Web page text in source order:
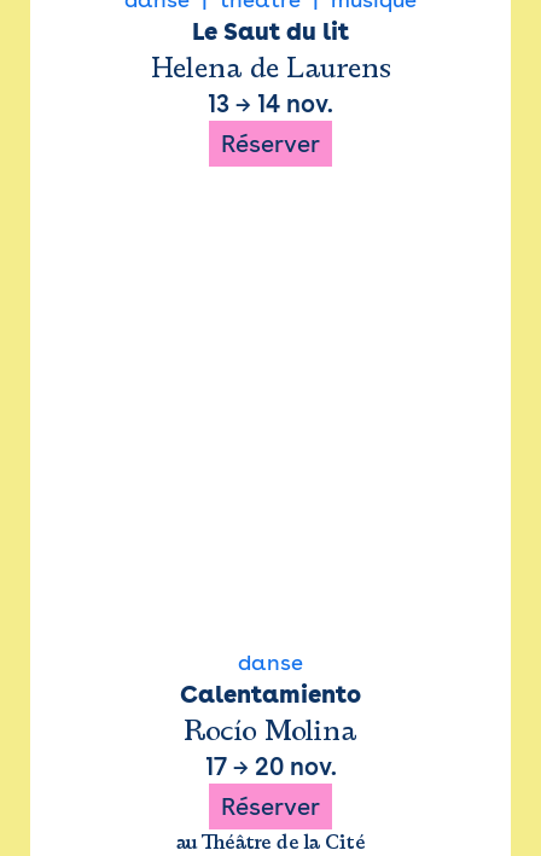
Le Saut du lit
Helena de Laurens
13 → 14 nov.
Réserver
danse
Calentamiento
Rocío Molina
17→ 20 nov.
Réserver
au Théâtre de la Cité